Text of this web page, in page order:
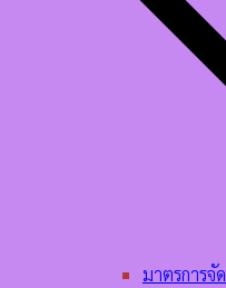
มาตรการจั